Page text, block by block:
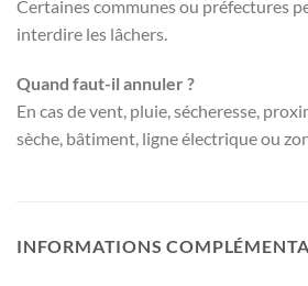
Certaines communes ou préfectures
interdire les lâchers.
Quand faut-il annuler ?
En cas de vent, pluie, sécheresse,
sèche, bâtiment, ligne électrique ou
INFORMATIONS